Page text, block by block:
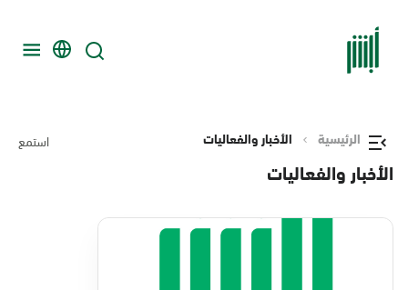
الرئيسية الأخبار والفعاليات استمع
الأخبار والفعاليات